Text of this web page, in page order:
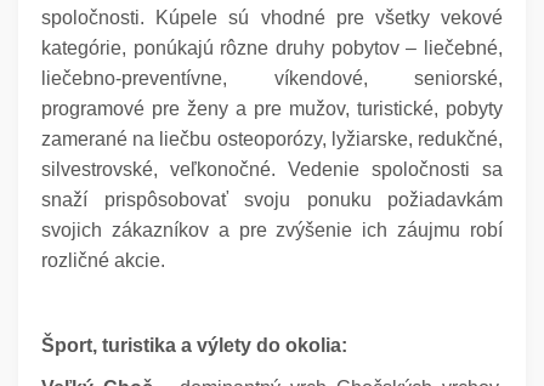
spoločnosti. Kúpele sú vhodné pre všetky vekové
kategórie, ponúkajú rôzne druhy pobytov – liečebné,
liečebno-preventívne, víkendové, seniorské,
programové pre ženy a pre mužov, turistické, pobyty
zamerané na liečbu osteoporózy, lyžiarske, redukčné,
silvestrovské, veľkonočné. Vedenie spoločnosti sa
snaží prispôsobovať svoju ponuku požiadavkám
svojich zákazníkov a pre zvýšenie ich záujmu robí
rozličné akcie.
Šport, turistika a výlety do okolia: